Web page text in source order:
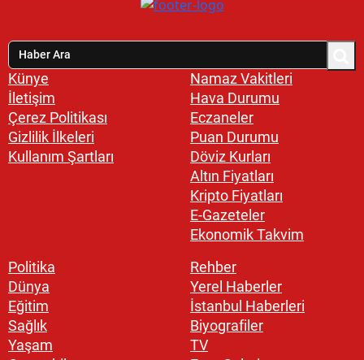
Künye
İletişim
Çerez Politikası
Gizlilik İlkeleri
Kullanım Şartları
Namaz Vakitleri
Hava Durumu
Eczaneler
Puan Durumu
Döviz Kurları
Altın Fiyatları
Kripto Fiyatları
E-Gazeteler
Ekonomik Takvim
Politika
Dünya
Eğitim
Sağlık
Yaşam
Rehber
Yerel Haberler
İstanbul Haberleri
Biyografiler
TV